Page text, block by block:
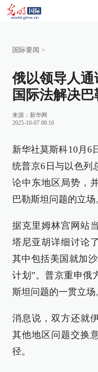
国际要闻 >
俄以领导人
国际法解决
来源： 新华网
2025-10-07 08:16
新华社莫斯科10月6
统普京6日与以色列
论中东地区局势，
巴勒斯坦问题的立场
据克里姆林宫网站
塔尼亚胡详细讨论
其中包括美国就加
计划”。普京重申俄
斯坦问题的一贯立场
消息说，双方还就
其他地区问题交换
径。